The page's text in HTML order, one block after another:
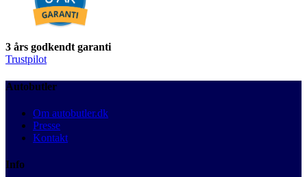
3 års godkendt garanti
Trustpilot
Autobutler
Om autobutler.dk
Presse
Kontakt
Info